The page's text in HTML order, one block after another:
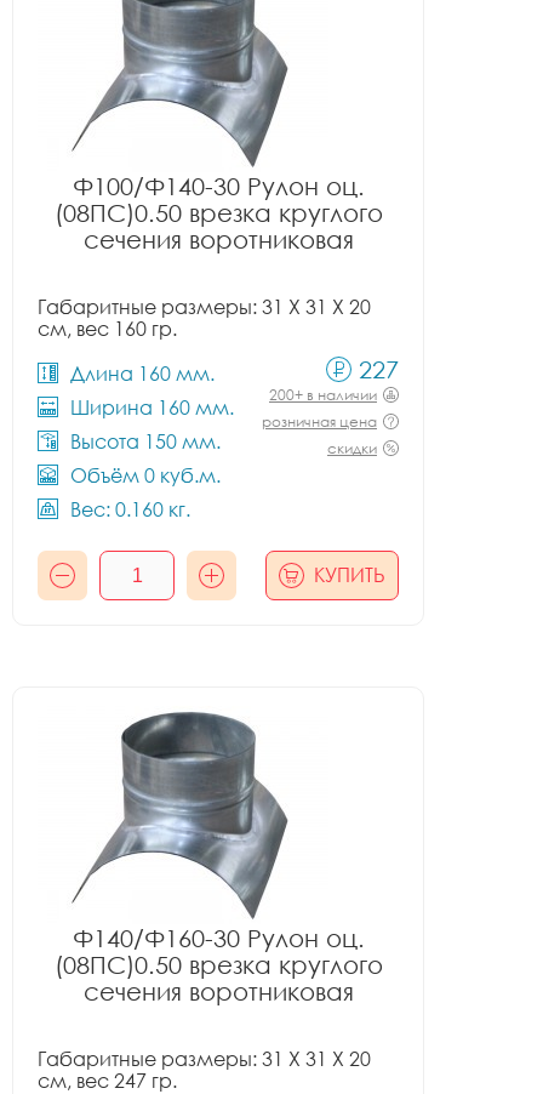
Ф100/Ф140-30 Рулон оц.
(08ПС)0.50 врезка круглого
сечения воротниковая
Габаритные размеры: 31 X 31 X 20
см, вес 160 гр.
Длина 160 мм.
Ширина 160 мм.
Высота 150 мм.
Объём 0 куб.м.
Вес: 0.160 кг.
227
200+ в наличии
розничная цена
скидки
КУПИТЬ
Ф140/Ф160-30 Рулон оц.
(08ПС)0.50 врезка круглого
сечения воротниковая
Габаритные размеры: 31 X 31 X 20
см, вес 247 гр.